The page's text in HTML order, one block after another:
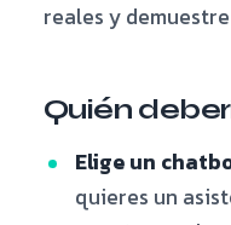
reales y
Quién
Elige un
quieres un